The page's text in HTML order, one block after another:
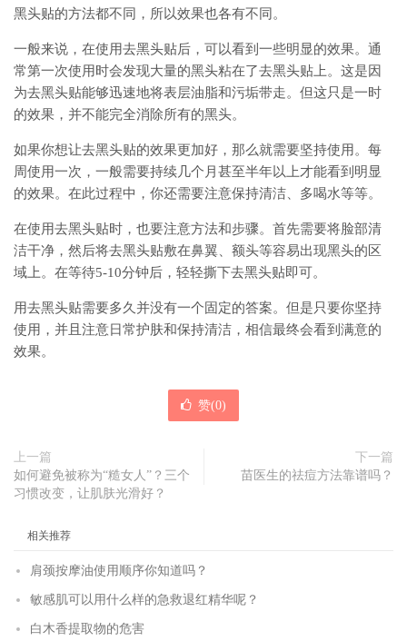
黑头贴的方法都不同，所以效果也各有不同。
一般来说，在使用去黑头贴后，可以看到一些明显的效果。通
常第一次使用时会发现大量的黑头粘在了去黑头贴上。这是因
为去黑头贴能够迅速地将表层油脂和污垢带走。但这只是一时
的效果，并不能完全消除所有的黑头。
如果你想让去黑头贴的效果更加好，那么就需要坚持使用。每
周使用一次，一般需要持续几个月甚至半年以上才能看到明显
的效果。在此过程中，你还需要注意保持清洁、多喝水等等。
在使用去黑头贴时，也要注意方法和步骤。首先需要将脸部清
洁干净，然后将去黑头贴敷在鼻翼、额头等容易出现黑头的区
域上。在等待5-10分钟后，轻轻撕下去黑头贴即可。
用去黑头贴需要多久并没有一个固定的答案。但是只要你坚持
使用，并且注意日常护肤和保持清洁，相信最终会看到满意的
效果。
赞(0)
上一篇
如何避免被称为“糙女人”？三个
习惯改变，让肌肤光滑好？
下一篇
苗医生的祛痘方法靠谱吗？
相关推荐
肩颈按摩油使用顺序你知道吗？
敏感肌可以用什么样的急救退红精华呢？
白木香提取物的危害